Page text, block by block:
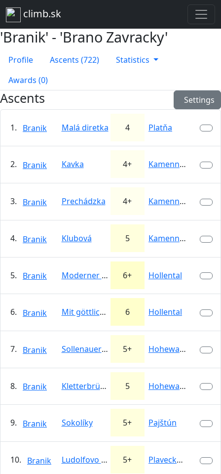
climb.sk
'Branik' - 'Brano Zavracky'
Profile Ascents (722)
Statistics
Awards (0)
Ascents Settings
1. Branik Malá diretka 4 Platňa
2. Branik Kavka 4+ Kamenné srdce
3. Branik Prechádzka 4+ Kamenné srdce
4. Branik Klubová 5 Kamenné srdce
5. Branik Moderner Höhlensteig 6+ Hollental
6. Branik Mit göttlicher Hand 6 Hollental
7. Branik Sollenauer-Steig 5+ Hohewand
8. Branik Kletterbrüderpfad 5 Hohewand
9. Branik Sokolíky 5+ Pajštún
10. Branik Ludolfovo číslo 5+ Plavecký hrad -…